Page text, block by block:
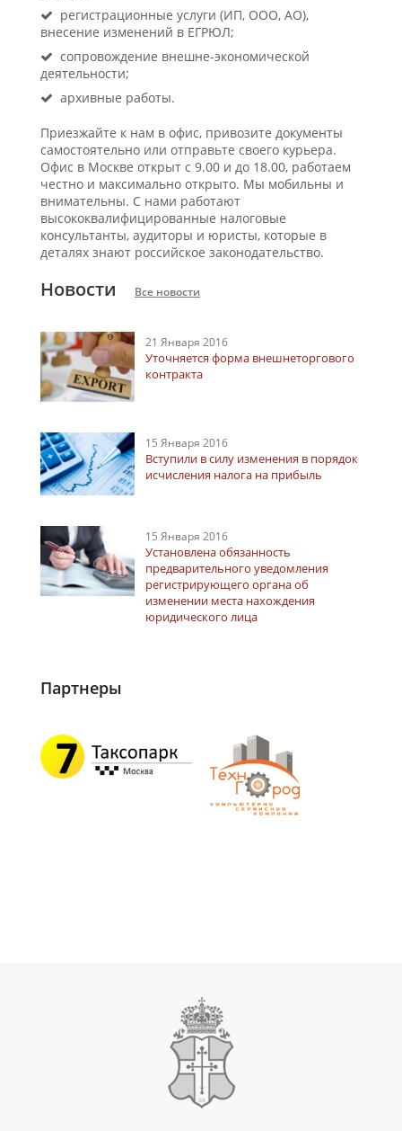
регистрационные услуги (ИП, ООО, АО),
внесение изменений в ЕГРЮЛ;
сопровождение внешне-экономической
деятельности;
архивные работы.
Приезжайте к нам в офис, привозите документы
самостоятельно или отправьте своего курьера.
Офис в Москве открыт с 9.00 и до 18.00, работаем
честно и максимально открыто. Мы мобильны и
внимательны. С нами работают
высококвалифицированные налоговые
консультанты, аудиторы и юристы, которые в
деталях знают российское законодательство.
Новости Все новости
21 Января 2016
Уточняется форма внешнеторгового
контракта
15 Января 2016
Вступили в силу изменения в порядок
исчисления налога на прибыль
15 Января 2016
Установлена обязанность
предварительного уведомления
регистрирующего органа об
изменении места нахождения
юридического лица
Партнеры